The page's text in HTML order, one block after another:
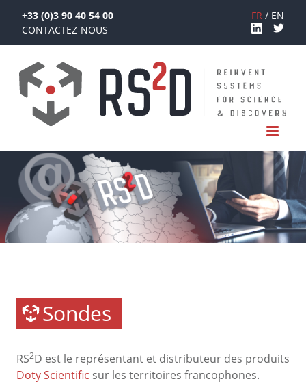
+33 (0)3 90 40 54 00
CONTACTEZ-NOUS
FR EN
Sondes
RS2D est le représentant et distributeur des produits
Doty Scientific sur les territoires francophones.